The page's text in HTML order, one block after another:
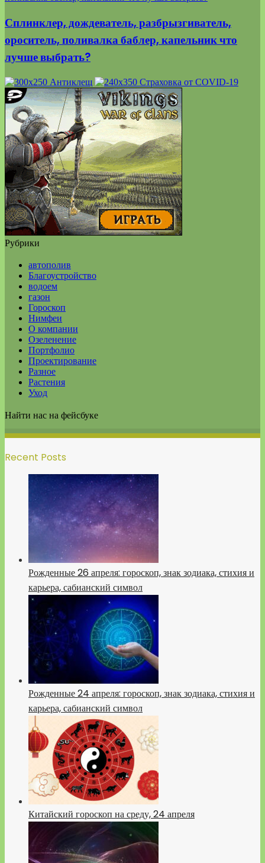
Сплинклер, дождеватель, разбрызгиватель,
ороситель, поливалка баблер, капельник что
лучше выбрать?
Рубрики
автополив
Благоустройство
водоем
газон
Гороскоп
Нимфеи
О компании
Озеленение
Портфолио
Проектирование
Разное
Растения
Уход
Найти нас на фейсбуке
Recent Posts
Рожденные 26 апреля: гороскоп, знак зодиака, стихия и
карьера, сабианский символ
Рожденные 24 апреля: гороскоп, знак зодиака, стихия и
карьера, сабианский символ
Китайский гороскоп на среду, 24 апреля